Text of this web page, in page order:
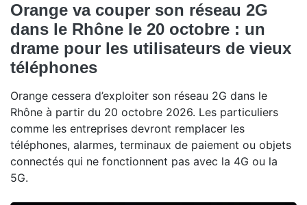
Orange va couper son réseau 2G
dans le Rhône le 20 octobre : un
drame pour les utilisateurs de vieux
téléphones
Orange cessera d’exploiter son réseau 2G dans le
Rhône à partir du 20 octobre 2026. Les particuliers
comme les entreprises devront remplacer les
téléphones, alarmes, terminaux de paiement ou objets
connectés qui ne fonctionnent pas avec la 4G ou la
5G.